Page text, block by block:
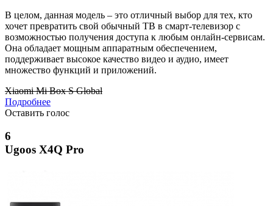
В целом, данная модель – это отличный выбор для тех, кто
хочет превратить свой обычный ТВ в смарт-телевизор с
возможностью получения доступа к любым онлайн-сервисам.
Она обладает мощным аппаратным обеспечением,
поддерживает высокое качество видео и аудио, имеет
множество функций и приложений.
Xiaomi Mi Box S Global
Подробнее
Оставить голос
6
Ugoos X4Q Pro